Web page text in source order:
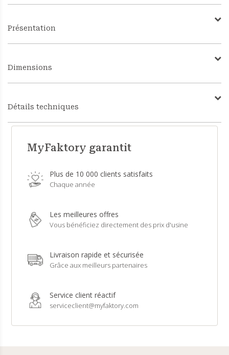
Présentation
Dimensions
Détails techniques
MyFaktory garantit
Plus de 10 000 clients satisfaits
Chaque année
Les meilleures offres
Vous bénéficiez directement des prix d'usine
Livraison rapide et sécurisée
Grâce aux meilleurs partenaires
Service client réactif
serviceclient@myfaktory.com